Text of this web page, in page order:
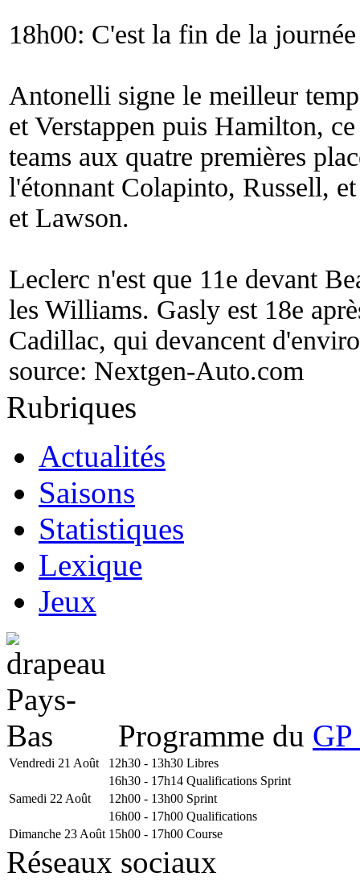
18h00: C'est la fin de la
Antonelli signe le meilleur
et Verstappen puis Hamilton,
teams aux quatre premières
l'étonnant Colapinto, Russell,
et Lawson.
Leclerc n'est que 11e devant
les Williams. Gasly est 18e
Cadillac, qui devancent
source: Nextgen-Auto.com
Rubriques
Actualités
Saisons
Statistiques
Lexique
Jeux
Programme du
Vendredi 21 Août 12h30 - 13h30 Libres
16h30 - 17h14 Qualifications Sprint
Samedi 22 Août
12h00 - 13h00 Sprint
16h00 - 17h00 Qualifications
Dimanche 23 Août 15h00 - 17h00 Course
Réseaux sociaux